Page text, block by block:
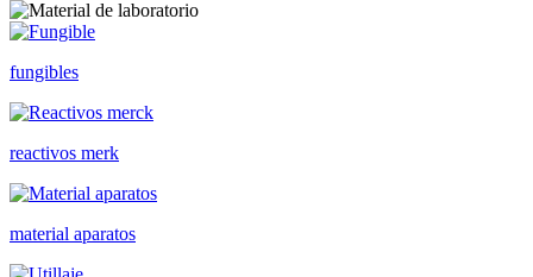
fungibles
reactivos merk
material aparatos